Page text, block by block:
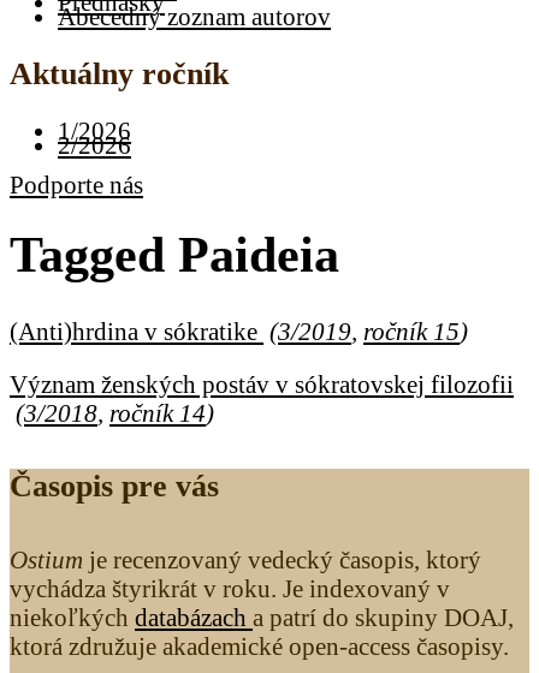
Abecedný zoznam autorov
Aktuálny ročník
1/2026
2/2026
Podporte nás
Tagged Paideia
(Anti)hrdina v sókratike (3/2019 ročník 15)
Význam ženských postáv v sókratovskej filozofii
(3/2018, ročník 14)
Časopis pre vás
Ostium je recenzovaný vedecký časopis, ktorý
vychádza štyrikrát v roku. Je indexovaný v
niekoľkých databázach a patrí do skupiny DOAJ,
ktorá združuje akademické open-access časopisy.